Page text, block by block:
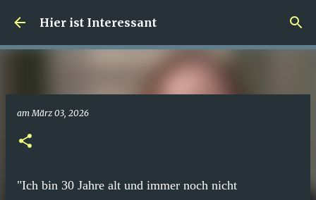
Direkt zum Hauptbereich
Hier ist Interessant
amMärz 03, 2026
"Ich bin 30 Jahre alt und immer noch nicht